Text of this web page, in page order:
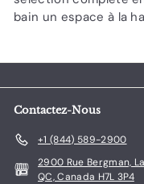
bain un espace à la
Contactez-Nous
+1 (844) 589-2900
2900 Rue Bergman,
QC, Canada H7L 3P4